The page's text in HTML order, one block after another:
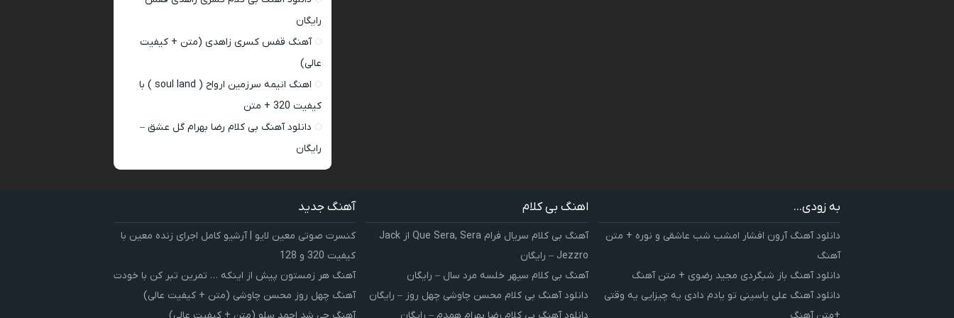
رایگان
آهنگ قفس کسری زاهدی (متن + کیفیت
عالی)
اهنگ انیمه سرزمین ارواح ( soul land ) با
کیفیت 320 + متن
دانلود آهنگ بی کلام رضا بهرام گل عشق –
رایگان
به زودی...
دانلود آهنگ آرون افشار امشب شب عاشقی و نوره + متن
آهنگ
دانلود آهنگ باز شبگردی مجید رضوی + متن آهنگ
دانلود آهنگ علی یاسینی تو یادم دادی یه چیزایی یه وقتی
اهنگ بی کلام
آهنگ بی کلام سریال فرام Que Sera, Sera از Jack
Jezzro – رایگان
آهنگ بی کلام سپهر خلسه مرد سال – رایگان
دانلود آهنگ بی کلام محسن چاوشی چهل روز – رایگان
آهنگ جدید
کنسرت صوتی معین لایو | آرشیو کامل اجرای زنده معین با
کیفیت 320 و 128
آهنگ هر زمستون پیش از اینکه … تمرین تبر کن با خودت
آهنگ چهل روز محسن چاوشی (متن + کیفیت عالی)